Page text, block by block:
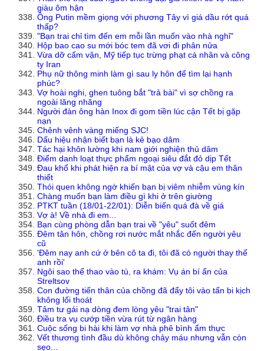
giàu ôm hận
Ông Putin mềm giọng với phương Tây vì giá dầu rớt quá
thấp?
"Bạn trai chỉ tìm đến em mỗi lần muốn vào nhà nghỉ"
Hộp bao cao su mới bóc tem đã vơi đi phân nửa
Vừa dỡ cấm vận, Mỹ tiếp tục trừng phạt cá nhân và công
ty Iran
Phụ nữ thông minh làm gì sau ly hôn để tìm lại hạnh
phúc?
Vợ hoài nghi, ghen tuông bắt "trả bài" vì sợ chồng ra
ngoài lăng nhăng
Người đàn ông hàn Inox đi gom tiền lúc cận Tết bị gặp
nạn
Chênh vênh vàng miếng SJC!
Dấu hiệu nhận biết bạn là kẻ bạo dâm
Tác hại khôn lường khi nam giới nghiện thủ dâm
Điểm danh loạt thực phẩm ngoại siêu đắt đỏ dịp Tết
Đau khổ khi phát hiện ra bí mật của vợ và cậu em thân
thiết
Thói quen không ngờ khiến bạn bị viêm nhiễm vùng kín
Chàng muốn bạn làm điều gì khi ở trên giường
PTKT tuần (18/01-22/01): Diễn biến quá đà về giá
Vợ à! Về nhà đi em...
Bạn cùng phòng dẫn bạn trai về "yêu" suốt đêm
Đêm tân hôn, chồng rơi nước mắt nhắc đến người yêu
cũ
'Đêm nay anh cứ ở bên cô ta đi, tôi đã có người thay thế
anh rồi'
Ngôi sao thể thao vào tù, ra khám: Vụ án bí ẩn của
Streltsov
Con đường tiến thân của chồng đã đẩy tôi vào tấn bi kịch
không lối thoát
Tâm tư gái nạ dòng đem lòng yêu "trai tân"
Điều tra vụ cướp tiền vừa rút từ ngân hàng
Cuộc sống bi hài khi làm vợ nhà phê bình ẩm thực
Vết thương tình đầu dù không chảy máu nhưng vẫn còn
sẹo...